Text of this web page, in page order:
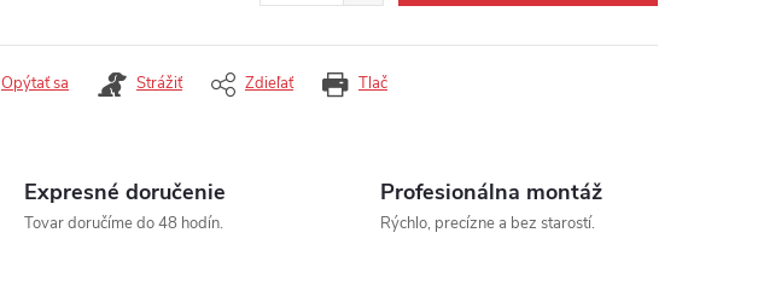
Tlač
Opýtať sa Strážiť Zdieľať
Expresné doručenie
Tovar doručíme do 48 hodín.
Profesionálna montáž
Rýchlo, precízne a bez starostí.